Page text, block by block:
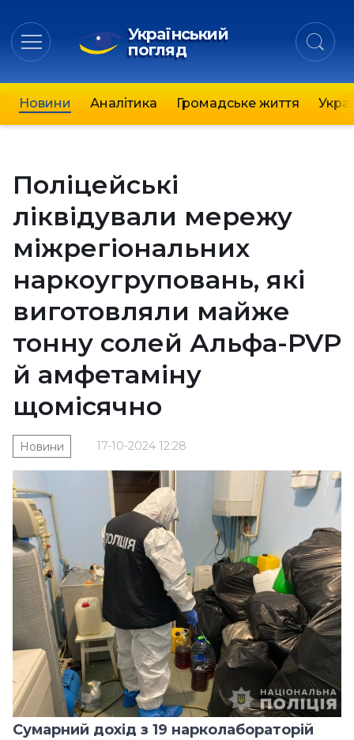
Український
погляд
Новини Аналітика Громадське життя
Поліцейські
ліквідували мережу
міжрегіональних
наркоугруповань, які
виготовляли майже
тонну солей Альфа-PVP
й амфетаміну
щомісячно
17-10-2024 12:28
Новини
Сумарний дохід з 19 нарколабораторій